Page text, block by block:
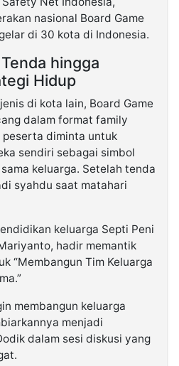
nasional Board Game
di 30 kota di Indonesia.
hingga
Hidup
di kota lain, Board Game
dalam format family
peserta diminta untuk
sendiri sebagai simbol
keluarga. Setelah tenda
syahdu saat matahari
keluarga Septi Peni
hadir memantik
“Membangun Tim Keluarga
membangun keluarga
menjadi
dalam sesi diskusi yang